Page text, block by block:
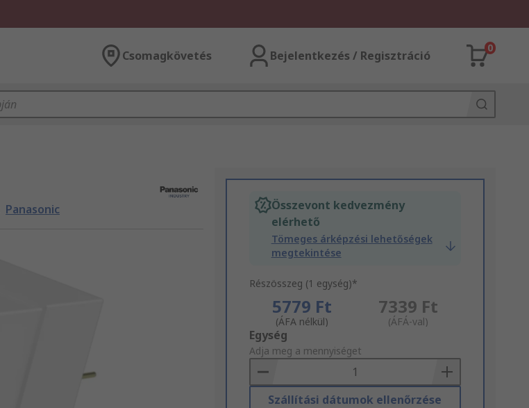
Csomagkövetés Bejelentkezés / Regisztráció
0
Panasonic
Összevont kedvezmény
elérhető
Tömeges árképzési lehetőségek
megtekintése
Részösszeg (1 egység)*
5779 Ft
(ÁFA nélkül)
7339 Ft
(ÁFÁ-val)
Add
to
Basket
Egység
Adja meg a mennyiséget
Szállítási dátumok ellenőrzése